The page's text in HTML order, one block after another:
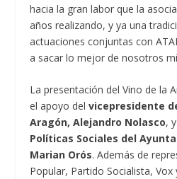
hacia la gran labor que la
años realizando, y ya una
actuaciones conjuntas con
a sacar lo mejor de nosotros
La presentación del Vino de la
el apoyo delvicepresidente
Aragón, Alejandro Nolasco,
Políticas Sociales del
Marian Orós. Además de
Popular, Partido Socialista, Vox